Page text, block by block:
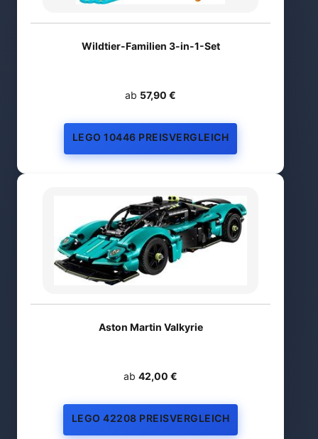
Wildtier-Familien 3-in-1-Set
ab 57,90 €
LEGO 10446 PREISVERGLEICH
Aston Martin Valkyrie
ab 42,00 €
LEGO 42208 PREISVERGLEICH